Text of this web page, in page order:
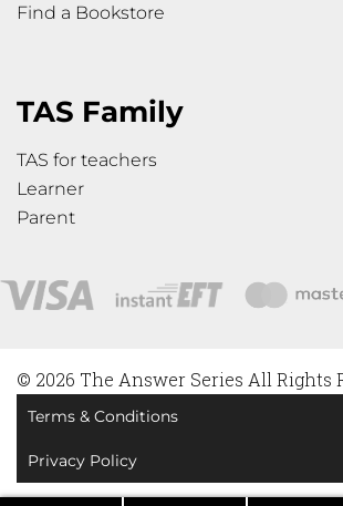
Find a Bookstore
TAS Family
TAS for teachers
Learner
Parent
© 2026 The Answer Series All Rights
Terms & Conditions
Privacy Policy